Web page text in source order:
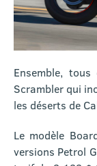
Ensemble,
Scrambler qui
les déserts de
Le modèle
versions Petrol